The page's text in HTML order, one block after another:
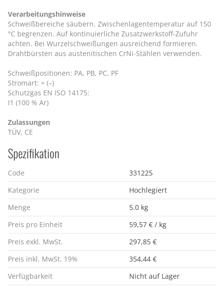
Verarbeitungshinweise
Schweißbereiche säubern. Zwischenlagentemperatur auf 150
°C begrenzen. Auf kontinuierliche Zusatzwerkstoff-Zufuhr
achten. Bei Wurzelschweißungen ausreichend formieren.
Drahtbürsten aus austenitischen CrNi-Stählen verwenden.
Schweißpositionen: PA, PB, PC, PF
Stromart: = (–)
Schutzgas EN ISO 14175:
I1 (100 % Ar)
Zulassungen
TÜV, CE
Spezifikation
Code
331225
Kategorie
Hochlegiert
Menge
5.0 kg
Preis pro Einheit
59,57 € / kg
Preis exkl. MwSt.
297,85 €
Preis inkl. MwSt. 19%
354,44 €
Verfügbarkeit
Nicht auf Lager